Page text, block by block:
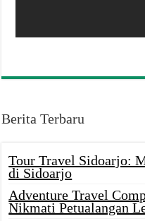
Berita Terbaru
Tour Travel Sidoarjo:
di Sidoarjo
Adventure Travel
Nikmati Petualangan